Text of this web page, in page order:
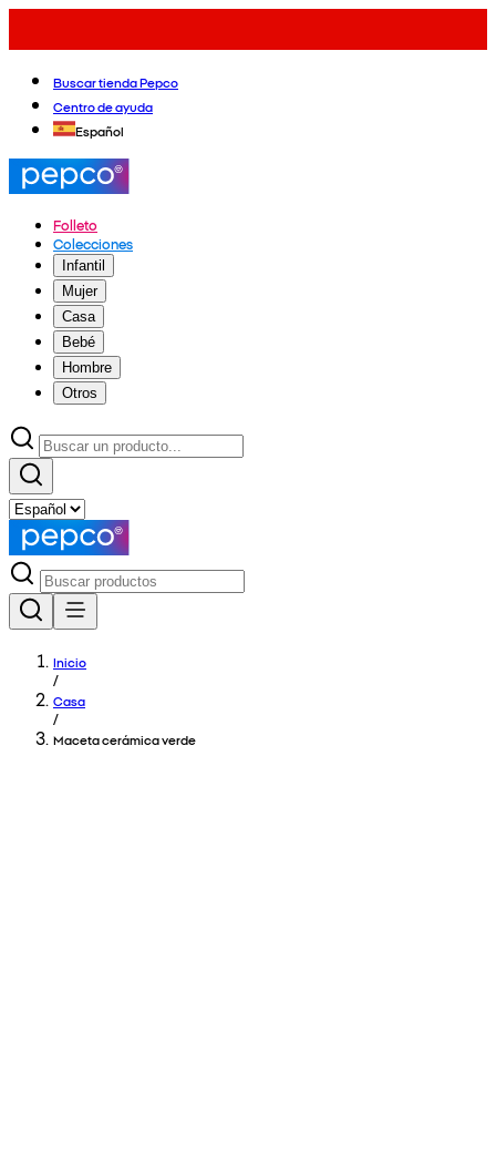
Buscar tienda Pepco
Centro de ayuda
Español
Folleto
Colecciones
Infantil
Mujer
Casa
Bebé
Hombre
Otros
Inicio
/
Casa
/
Maceta cerámica verde